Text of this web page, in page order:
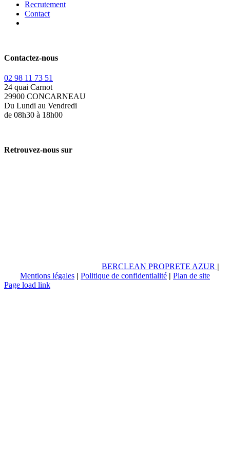
Recrutement
Contact
Contactez-nous
02 98 11 73 51
24 quai Carnot
29900 CONCARNEAU
Du Lundi au Vendredi
de 08h30 à 18h00
Retrouvez-nous sur
BERCLEAN PROPRETE AZUR
Mentions légales
Politique de confidentialité
Plan de site
Page load link